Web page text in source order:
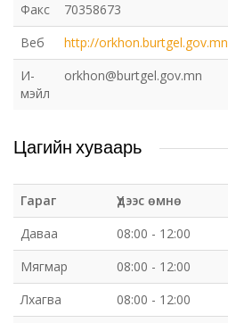
Факс
70358673
Веб
http://orkhon.burtgel.gov.mn
И-
мэйл
orkhon@burtgel.gov.mn
Цагийн хуваарь
Гараг Үдээс өмнө
Даваа
08:00 - 12:00
Мягмар
08:00 - 12:00
Лхагва
08:00 - 12:00